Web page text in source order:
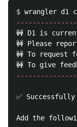
$
🚧 D1 is
🚧 Please
🚧 To request
✅ Successfully